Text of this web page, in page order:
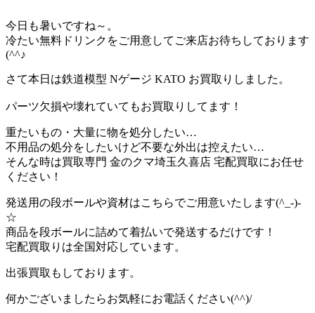
今日も暑いですね～。
冷たい無料ドリンクをご用意してご来店お待ちしております
(^^♪
さて本日は鉄道模型 Nゲージ KATO お買取りしました。
パーツ欠損や壊れていてもお買取りしてます！
重たいもの・大量に物を処分したい…
不用品の処分をしたいけど不要な外出は控えたい…
そんな時は買取専門 金のクマ埼玉久喜店 宅配買取にお任せ
ください！
発送用の段ボールや資材はこちらでご用意いたします(^_-)-
☆
商品を段ボールに詰めて着払いで発送するだけです！
宅配買取りは全国対応しています。
出張買取もしております。
何かございましたらお気軽にお電話ください(^^)/